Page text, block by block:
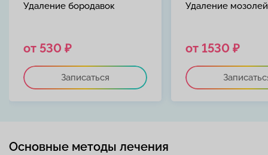
Удаление бородавок
от 530 ₽
Записаться
Удаление мозолей
от 1530 ₽
Основные методы лечения